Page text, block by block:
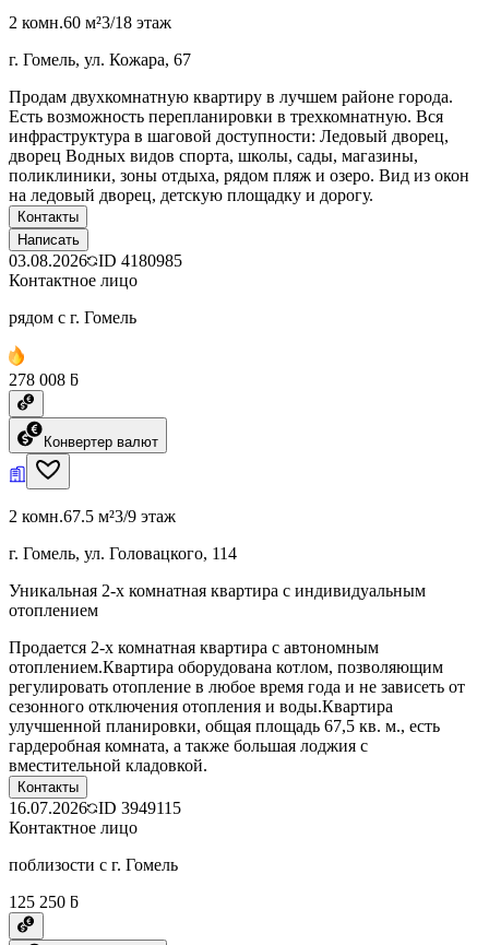
2 комн.60 м²3/18 этаж
г. Гомель, ул. Кожара, 67
Продам двухкомнатную квартиру в лучшем районе города.
Есть возможность перепланировки в трехкомнатную. Вся
инфраструктура в шаговой доступности: Ледовый дворец,
дворец Водных видов спорта, школы, сады, магазины,
поликлиники, зоны отдыха, рядом пляж и озеро. Вид из окон
на ледовый дворец, детскую площадку и дорогу.
Контакты
Написать
03.08.2026 ID 4180985
Контактное лицо
рядом с г. Гомель
278 008 ƃ
Конвертер валют
2 комн.67.5 м²3/9 этаж
г. Гомель, ул. Головацкого, 114
Уникальная 2-х комнатная квартира с индивидуальным
отоплением
Продается 2-х комнатная квартира с автономным
отоплением.Квартира оборудована котлом, позволяющим
регулировать отопление в любое время года и не зависеть от
сезонного отключения отопления и воды.Квартира
улучшенной планировки, общая площадь 67,5 кв. м., есть
гардеробная комната, а также большая лоджия с
вместительной кладовкой.
Контакты
16.07.2026 ID 3949115
Контактное лицо
поблизости с г. Гомель
125 250 ƃ